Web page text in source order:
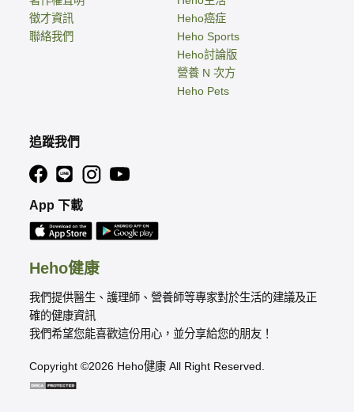
Heho健康
我們提供醫生、護理師、營養師等專家對於生活的建議及正
確的健康資訊
我們希望您能喜歡這份用心，並分享給您的朋友！
Copyright ©2026 Heho健康 All Right Reserved.
徵才資訊
聯絡我們
Heho癌症
Heho Sports
Heho討論版
營養 N 次方
Heho Pets
追蹤我們
App 下載